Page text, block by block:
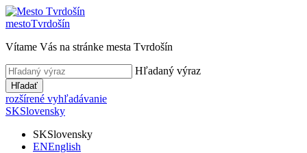
mestoTvrdošín
Vítame Vás na stránke mesta Tvrdošín
Hľadaný výraz
Hľadať
rozšírené vyhľadávanie
SKSlovensky
SKSlovensky
ENEnglish